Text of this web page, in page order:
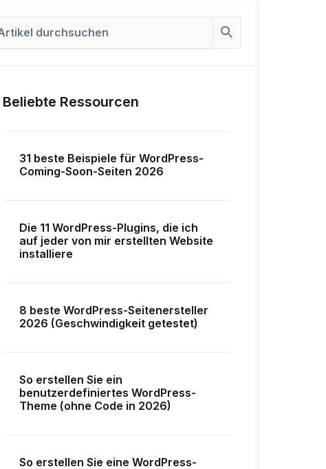
Beliebte Ressourcen
31 beste Beispiele für WordPress-
Coming-Soon-Seiten 2026
Die 11 WordPress-Plugins, die ich
auf jeder von mir erstellten Website
installiere
8 beste WordPress-Seitenersteller
2026 (Geschwindigkeit getestet)
So erstellen Sie ein
benutzerdefiniertes WordPress-
Theme (ohne Code in 2026)
So erstellen Sie eine WordPress-